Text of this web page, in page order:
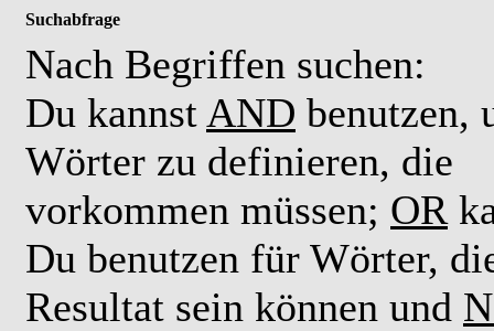
Suchabfrage
Nach Begriffen suchen:
Du kannst AND benutzen,
Wörter zu definieren, die
vorkommen müssen; OR
Du benutzen für Wörter,
Resultat sein können und